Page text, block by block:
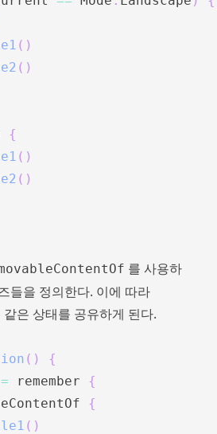
( )
( )
{
( )
( )
를 사용하
들을 정의한다. 이에 따라
같은 상태를 공유하게 된다.
( )
{
= remember {
{
( )